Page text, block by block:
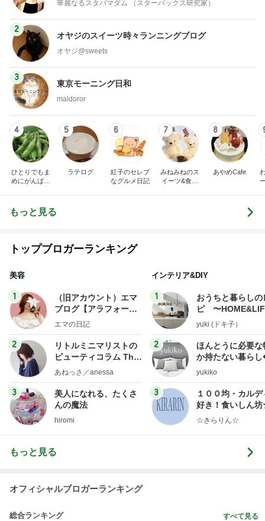
華麗なるスタバマダム （スターバックス研究家）
2
オヤジのスイーツ時々ランニングブログ
オヤジ@sweets
3
東京モーニング日和
maldoror
4
ひとりでもま
めにがんばる
5
ラテログ
6
紅子のセレブ
なグルメ日記
7
みねみねのス
イーツ&食パ
8
あやめCafe
もっと見る
トップブロガーランキング
美容
1
（旧アカウント）エマ
ブログ【アラフォー会
社売却セカンドライ
エマの日記
2
リトルミニマリストの
ビューティコラム The
little minimalist's bea
あねっさ／anessa
3
美人になれる、たくさ
んの魔法
hiromi
インテリア&DIY
1
おうちと暮らしの
ピ 〜
yuki (ドキ子）
2
ほんとうに必要な
か持たない暮ら
ep Life Simple◆
yukiko
3
１００均・カルデ
好き！食いしん
らりん☆のブログ
☆きらりん☆
もっと見る
オフィシャルブロガーランキング
総合ランキング すべて見る